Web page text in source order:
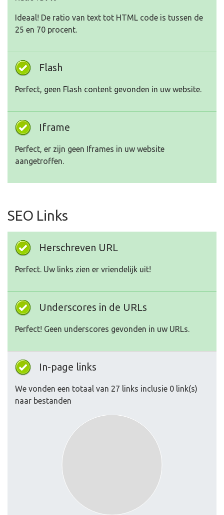
Ideaal! De ratio van text tot HTML code is tussen de
25 en 70 procent.
Flash
Perfect, geen Flash content gevonden in uw website.
Iframe
Perfect, er zijn geen Iframes in uw website
aangetroffen.
SEO Links
Herschreven URL
Perfect. Uw links zien er vriendelijk uit!
Underscores in de URLs
Perfect! Geen underscores gevonden in uw URLs.
In-page links
We vonden een totaal van 27 links inclusie 0 link(s)
naar bestanden